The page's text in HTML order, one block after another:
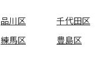
品川区 千代田区
練馬区 豊島区